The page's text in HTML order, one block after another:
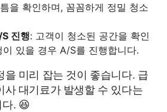
을 확인하며, 꼼꼼하게 정밀 청소
진행: 고객이 청소된 공간을 확인
있을 경우 A/S를 진행합니다.
을 미리 잡는 것이 좋습니다. 급
사 대기료가 발생할 수 있다는
. 😆